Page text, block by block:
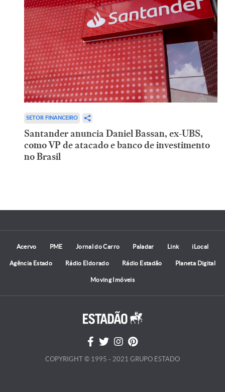
SETOR FINANCEIRO
Santander anuncia Daniel Bassan, ex-UBS,
como VP de atacado e banco de investimento
no Brasil
Acervo PME Jornal do Carro Paladar Link iLocal
Agência Estado Rádio Eldorado Rádio Estadão Planeta Digital
Moving Imóveis
COPYRIGHT © 1995 - 2021 GRUPO ESTADO